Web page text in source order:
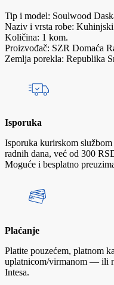
Tip i model: Soulwood
Naziv i vrsta robe:
Količina: 1 kom.
Proizvođač: SZR Domaća
Zemlja porekla: Republika
Isporuka
Isporuka kurirskom
radnih dana, već od 300
Moguće i besplatno
Plaćanje
Platite pouzećem, platnom
uplatnicom/virmanom — ili
Intesa.